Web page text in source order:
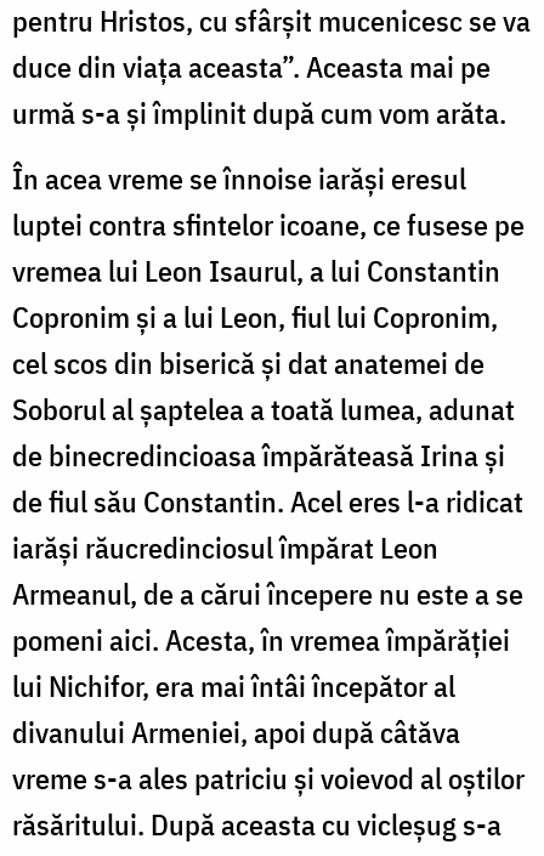
pentru Hristos, cu sfârșit mucenicesc se va
duce din viața aceasta”. Aceasta mai pe
urmă s-a și împlinit după cum vom arăta.
În acea vreme se înnoise iarăși eresul
luptei contra sfintelor icoane, ce fusese pe
vremea lui Leon Isaurul, a lui Constantin
Copronim și a lui Leon, fiul lui Copronim,
cel scos din biserică și dat anatemei de
Soborul al șaptelea a toată lumea, adunat
de binecredincioasa împărăteasă Irina și
de fiul său Constantin. Acel eres l-a ridicat
iarăși răucredinciosul împărat Leon
Armeanul, de a cărui începere nu este a se
pomeni aici. Acesta, în vremea împărăției
lui Nichifor, era mai întâi începător al
divanului Armeniei, apoi după câtăva
vreme s-a ales patriciu și voievod al oștilor
răsăritului. După aceasta cu vicleșug s-a